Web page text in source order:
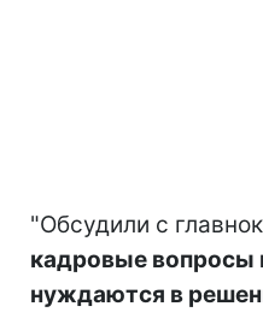
"Обсудили с
кадровые вопросы
нуждаются в